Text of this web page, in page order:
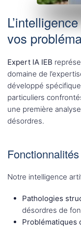
vos
Expert IA IEB
domaine de
développé
particuliers
une première
désordres.
Notre intelligence
Pathologies
désordres de
Problématiques